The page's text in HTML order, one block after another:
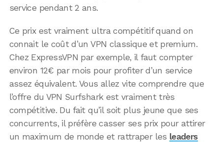
service pendant 2 ans.
Ce prix est vraiment ultra compétitif quand on
connait le coût d’un VPN classique et premium.
Chez ExpressVPN par exemple, il faut compter
environ 12€ par mois pour profiter d’un service
assez équivalent. Vous allez vite comprendre que
l’offre du VPN Surfshark est vraiment très
compétitive. Du fait qu’il soit plus jeune que ses
concurrents, il préfère casser ses prix pour attirer
un maximum de monde et rattraper les leaders